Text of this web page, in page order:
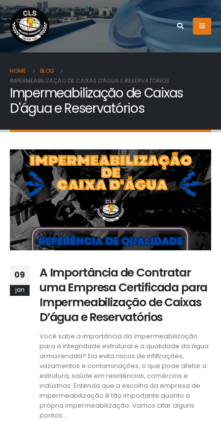
HOME
BLOG
IMPERMEABILIZAÇÃO DE CAIXAS D'ÁGUA E RESERVATÓRIOS
Impermeabilização de Caixas
D'água e Reservatórios
09
jan
A Importância de Contratar
uma Empresa Certificada para
Impermeabilização de Caixas
D’água e Reservatórios
Você sabe a importância da impermeabilização
para a integridade estrutural e a qualidade da água
armazenada? Ela evita riscos de infiltrações,
vazamentos e contaminações, o que pode afetar a
estrutura, saúde em residências, comércios e
indústrias. Entenda que a escolha da empresa de
impermeabilização é tão importante quanto a
própria impermeabilização. Vamos citar alguns
pontos...